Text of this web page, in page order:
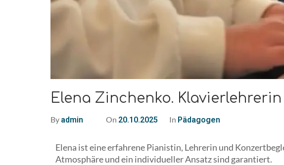
Elena Zinchenko. Klavierlehrerin
By admin On 20.10.2025 In Pädagogen
Elena ist eine erfahrene Pianistin, Lehrerin und
Atmosphäre und ein individueller Ansatz sind garantiert.